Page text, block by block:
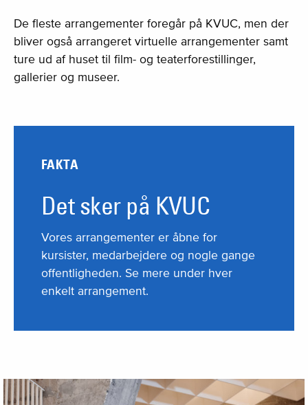
De fleste arrangementer foregår på KVUC, men der
bliver også arrangeret virtuelle arrangementer samt
ture ud af huset til film- og teaterforestillinger,
gallerier og museer.
FAKTA
Det sker på KVUC
Vores arrangementer er åbne for
kursister, medarbejdere og nogle gange
offentligheden. Se mere under hver
enkelt arrangement.